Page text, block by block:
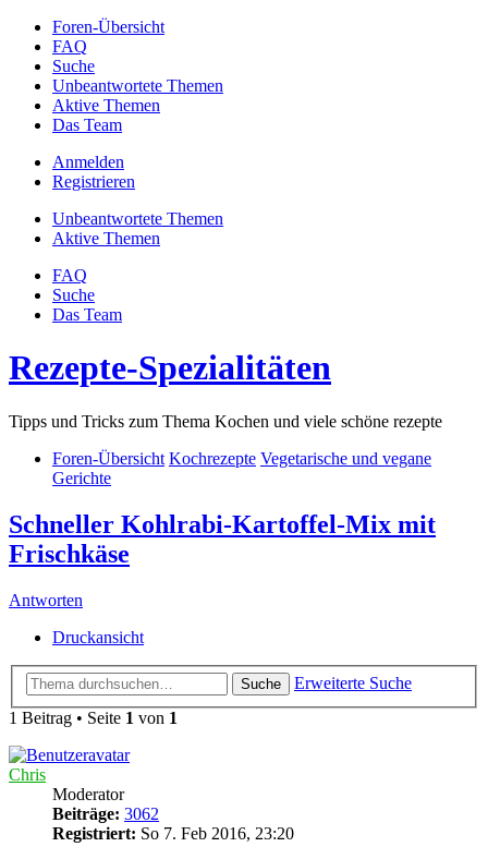
Foren-Übersicht
FAQ
Suche
Unbeantwortete Themen
Aktive Themen
Das Team
Anmelden
Registrieren
Unbeantwortete Themen
Aktive Themen
FAQ
Suche
Das Team
Rezepte-Spezialitäten
Tipps und Tricks zum Thema Kochen und viele schöne rezepte
Foren-Übersicht Kochrezepte Vegetarische und vegane
Gerichte
Schneller Kohlrabi-Kartoffel-Mix mit
Frischkäse
Antworten
Druckansicht
Suche
Erweiterte Suche
1 Beitrag • Seite 1 von 1
Chris
Moderator
Beiträge: 3062
Registriert: So 7. Feb 2016, 23:20